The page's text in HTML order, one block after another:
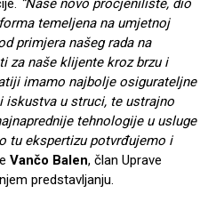
“Naše novo procjenilište, dio
temeljena na umjetnoj
primjera našeg rada na
za naše klijente kroz brzu i
imamo najbolje osigurateljne
iskustva u struci, te ustrajno
tehnologije u usluge
tu ekspertizu potvrđujemo i
Vančo Balen, član Uprave
predstavljanju.